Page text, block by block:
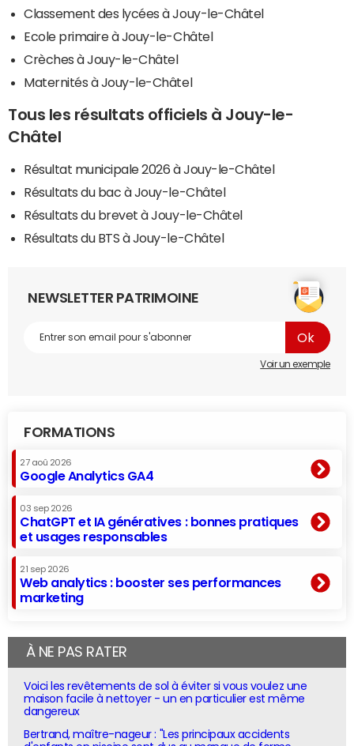
Classement des lycées à Jouy-le-Châtel
Ecole primaire à Jouy-le-Châtel
Crèches à Jouy-le-Châtel
Maternités à Jouy-le-Châtel
Tous les résultats officiels à Jouy-le-
Châtel
Résultat municipale 2026 à Jouy-le-Châtel
Résultats du bac à Jouy-le-Châtel
Résultats du brevet à Jouy-le-Châtel
Résultats du BTS à Jouy-le-Châtel
NEWSLETTER PATRIMOINE
Voir un exemple
FORMATIONS
27 aoû 2026
Google Analytics GA4
03 sep 2026
ChatGPT et IA génératives : bonnes pratiques
et usages responsables
21 sep 2026
Web analytics : booster ses performances
marketing
À NE PAS RATER
Voici les revêtements de sol à éviter si vous voulez une
maison facile à nettoyer - un en particulier est même
dangereux
Bertrand, maître-nageur : "Les principaux accidents